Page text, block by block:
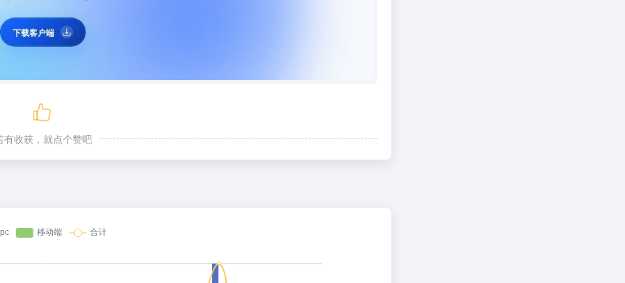
有收获，就点个赞吧